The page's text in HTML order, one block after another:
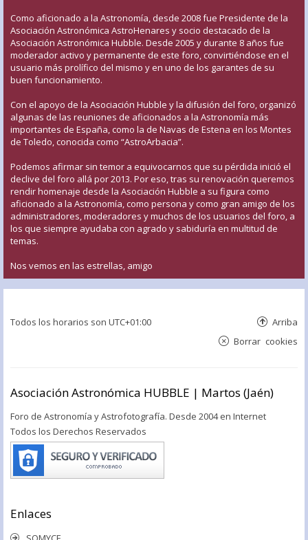
Como aficionado a la Astronomía, desde 2008 fue Presidente de la
Asociación Astronómica AstroHenares y socio destacado de la
Asociación Astronómica Hubble. Desde 2005 y durante 8 años fue
moderador activo y permanente de este foro, convirtiéndose en el
usuario más prolífico del mismo y en uno de los garantes de su
buen funcionamiento.
Con el apoyo de la Asociación Hubble y la difusión del foro, organizó
algunas de las reuniones de aficionados a la Astronomía más
importantes de España, como la de Navas de Estena en los Montes
de Toledo, conocida como “AstroArbacia”.
Podemos afirmar sin temor a equivocarnos que su pérdida inició el
declive del foro allá por 2013. Por eso, tras su renovación queremos
rendir homenaje desde la Asociación Hubble a su figura como
aficionado a la Astronomía, como persona y como gran amigo de los
administradores, moderadores y muchos de los usuarios del foro, a
los que siempre ayudaba con agrado y sabiduría en multitud de
temas.
Nos vemos en las estrellas, amigo
Todos los horarios son UTC+01:00 Arriba
Borrar cookies
Asociación Astronómica HUBBLE | Martos (Jaén)
Foro de Astronomía y Astrofotografía. Desde 2004 en Internet
Todos los Derechos Reservados
Enlaces